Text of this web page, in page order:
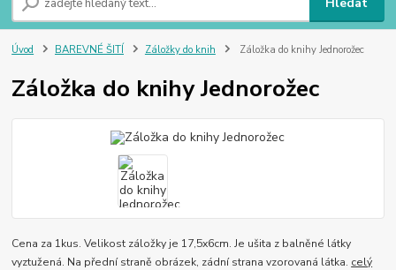
Úvod BAREVNÉ ŠITÍ Záložky do knih Záložka do knihy Jednorožec
Záložka do knihy Jednorožec
Cena za 1kus. Velikost záložky je 17,5x6cm. Je ušita z balněné látky
vyztužená. Na přední straně obrázek, zádní strana vzorovaná látka. celý